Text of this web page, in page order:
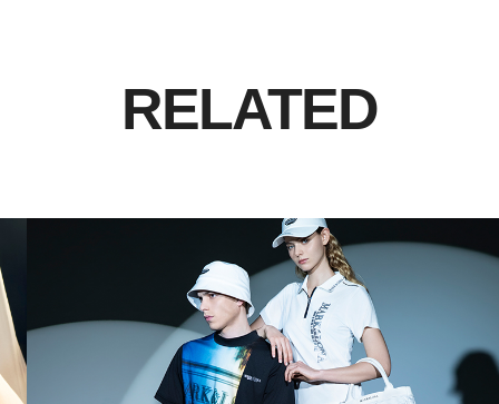
RELATED